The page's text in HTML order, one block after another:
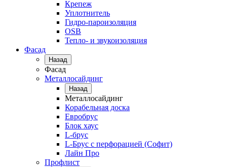
Крепеж
Уплотнитель
Гидро-пароизоляция
OSB
Тепло- и звукоизоляция
Фасад
Назад
Фасад
Металлосайдинг
Назад
Металлосайдинг
Корабельная доска
Евробрус
Блок хаус
L-брус
L-Брус с перфорацией (Софит)
Лайн Про
Профлист